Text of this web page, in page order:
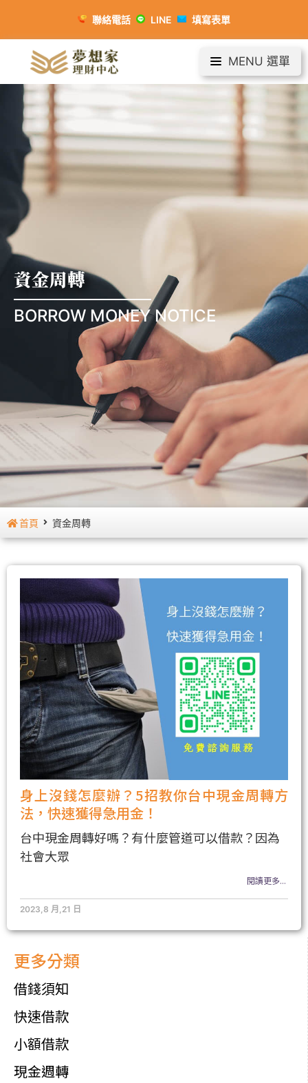
聯絡電話 LINE 填寫表單
MENU 選單
資金周轉
BORROW MONEY NOTICE
首頁 資金周轉
更多分類
借錢須知
快速借款
小額借款
現金週轉
身上沒錢怎麼辦？5招教你台中現金周轉方
法，快速獲得急用金！
台中現金周轉好嗎？有什麼管道可以借款？因為
社會大眾
閱讀更多...
2023,8 月,21 日